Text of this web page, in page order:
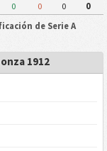
0 0 0
0
de Serie A
1912